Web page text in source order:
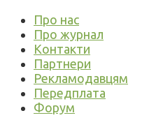
Про нас
Про журнал
Контакти
Партнери
Рекламодавцям
Передплата
Форум